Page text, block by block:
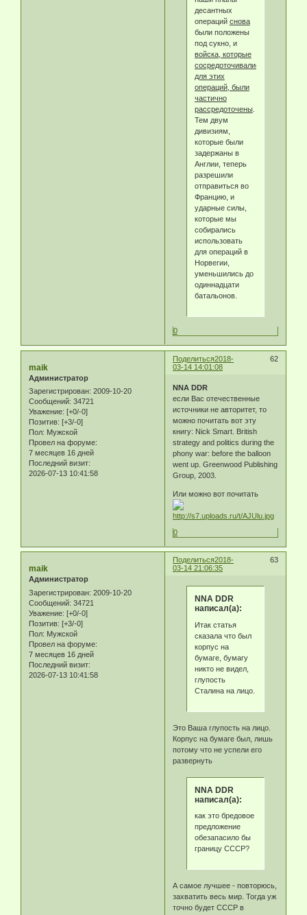
десантных
операций снова
были положены
под сукно, и
войска, которые
сосредоточивались
для этих
операций, были
частично
рассредоточены.
Тем двум
дивизиям,
которые были
задержаны в
Англии, теперь
разрешили
отправиться во
Францию, и
ударные силы,
которые мы
собирались
использовать
для операций в
Норвегии,
уменьшились до
одиннадцати
батальонов.
0
Поделиться 62
2018-
03-14 14:01:08
maik
Администратор
Зарегистрирован: 2009-10-20
Сообщений: 34721
Уважение: [+0/-0]
Позитив: [+3/-0]
Пол: Мужской
Провел на форуме:
7 месяцев 16 дней
Последний визит:
2026-07-13 10:41:58
NNA DDR
если Вас отечественные
источники не авторитет, то
можно почитать вот эту
книгу: Nick Smart. British
strategy and politics during the
phony war: before the balloon
went up. Greenwood Publishing
Group, 2003.
Или можно вот почитать
0
Поделиться 63
2018-
03-14 21:06:35
maik
Администратор
Зарегистрирован: 2009-10-20
Сообщений: 34721
Уважение: [+0/-0]
Позитив: [+3/-0]
Пол: Мужской
Провел на форуме:
7 месяцев 16 дней
Последний визит:
2026-07-13 10:41:58
NNA DDR
написал(а):
Итак статья
сказала что был
корпус на
бумаге, бумагу
никто не видел,
глупость
Сталина на лицо.
Это Ваша глупость на лицо.
Корпус на бумаге был, лишь
потому что не успели его
развернуть
NNA DDR
написал(а):
как это бредовое
предложение
обезапасило бы
границу СССР?
А самое лучшее - повторюсь,
захватить весь мир. Тогда уж
точно будет СССР в